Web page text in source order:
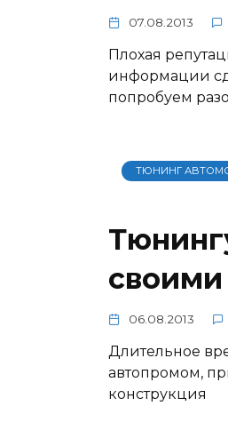
07.08.2013
Плохая
информации
попробуем
ТЮНИНГ
06.08.2013
Длительное
автопромом,
конструкция